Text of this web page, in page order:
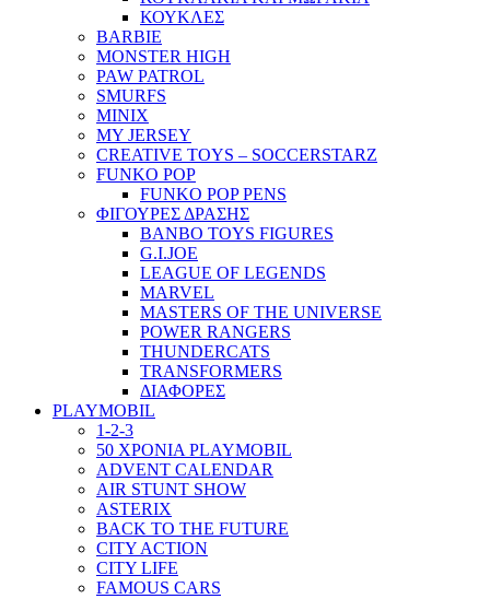
ΚΟΥΚΛΕΣ
BARBIE
MONSTER HIGH
PAW PATROL
SMURFS
MINIX
MY JERSEY
CREATIVE TOYS – SOCCERSTARZ
FUNKO POP
FUNKO POP PENS
ΦΙΓΟΥΡΕΣ ΔΡΑΣΗΣ
BANBO TOYS FIGURES
G.I.JOE
LEAGUE OF LEGENDS
MARVEL
MASTERS OF THE UNIVERSE
POWER RANGERS
THUNDERCATS
TRANSFORMERS
ΔΙΑΦΟΡΕΣ
PLAYMOBIL
1-2-3
50 ΧΡΟΝΙΑ PLAYMOBIL
ADVENT CALENDAR
AIR STUNT SHOW
ASTERIX
BACK TO THE FUTURE
CITY ACTION
CITY LIFE
FAMOUS CARS